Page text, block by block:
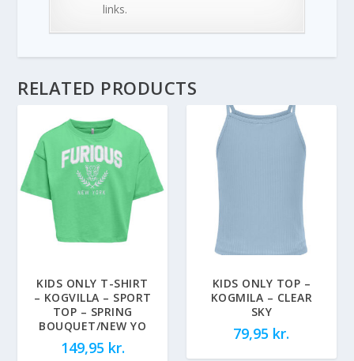
links.
RELATED PRODUCTS
KIDS ONLY T-SHIRT
– KOGVILLA – SPORT
TOP – SPRING
BOUQUET/NEW YO
149,95 kr.
KIDS ONLY TOP –
KOGMILA – CLEAR
SKY
79,95 kr.